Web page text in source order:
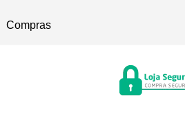
Compras